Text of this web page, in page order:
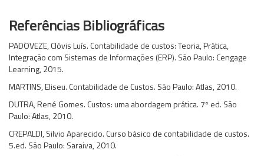
Referências Bibliográficas
PADOVEZE, Clóvis Luís. Contabilidade de custos: Teoria, Prática,
Integração com Sistemas de Informações (ERP). São Paulo: Cengage
Learning, 2015.
MARTINS, Eliseu. Contabilidade de Custos. São Paulo: Atlas, 2010.
DUTRA, René Gomes. Custos: uma abordagem prática. 7ª ed. São
Paulo: Atlas, 2010.
CREPALDI, Silvio Aparecido. Curso básico de contabilidade de custos.
5.ed. São Paulo: Saraiva, 2010.